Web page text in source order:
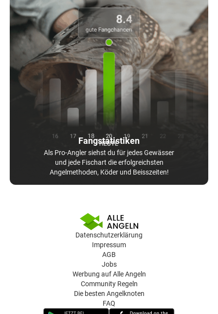
Fangstatistiken
Als Pro-Angler siehst du für jedes Gewässer
und jede Fischart die erfolgreichsten
Angelmethoden, Köder und Beisszeiten!
Datenschutzerklärung
Impressum
AGB
Jobs
Werbung auf Alle Angeln
Community Regeln
Die besten Angelknoten
FAQ